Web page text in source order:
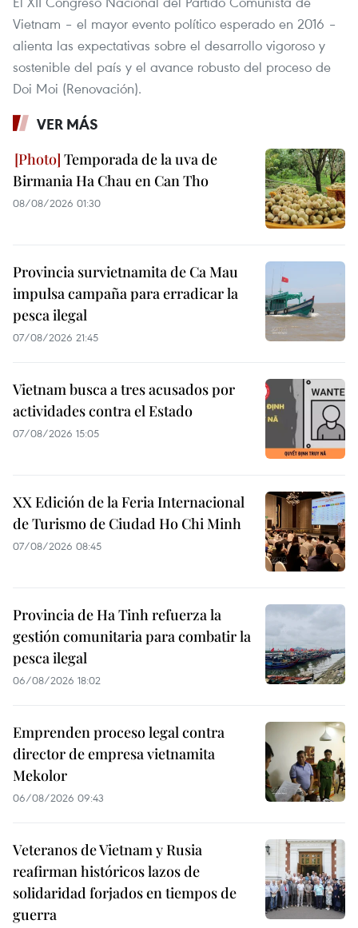
Vietnam – el mayor evento político esperado en 2016 –
alienta las expectativas sobre el desarrollo vigoroso y
sostenible del país y el avance robusto del proceso de
Doi Moi (Renovación).
VER MÁS
Temporada de la uva de
Birmania Ha Chau en Can Tho
08/08/2026 01:30
Provincia survietnamita de Ca Mau
impulsa campaña para erradicar la
pesca ilegal
07/08/2026 21:45
Vietnam busca a tres acusados por
actividades contra el Estado
07/08/2026 15:05
XX Edición de la Feria Internacional
de Turismo de Ciudad Ho Chi Minh
07/08/2026 08:45
Provincia de Ha Tinh refuerza la
gestión comunitaria para combatir la
pesca ilegal
06/08/2026 18:02
Emprenden proceso legal contra
director de empresa vietnamita
Mekolor
06/08/2026 09:43
Veteranos de Vietnam y Rusia
reafirman históricos lazos de
solidaridad forjados en tiempos de
guerra